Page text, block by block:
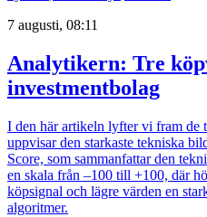
7 augusti, 08:11
Analytikern: Tre
investmentbolag
I den här artikeln lyfter vi fram de
uppvisar den starkaste tekniska
Score, som sammanfattar den
en skala från –100 till +100, där
köpsignal och lägre värden en
algoritmer.